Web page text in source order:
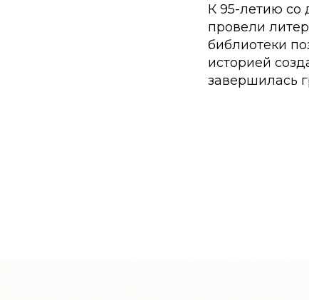
К 95-летию со
провели
библиотеки
историей
завершилась